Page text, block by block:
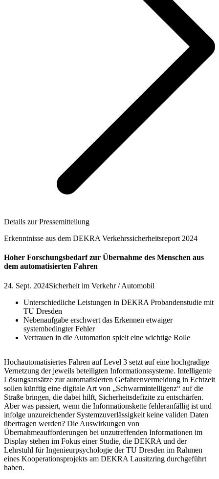
Details zur Pressemitteilung
Erkenntnisse aus dem DEKRA Verkehrssicherheitsreport 2024
Hoher Forschungsbedarf zur Übernahme des Menschen aus
dem automatisierten Fahren
24. Sept. 2024Sicherheit im Verkehr / Automobil
Unterschiedliche Leistungen in DEKRA Probandenstudie mit
TU Dresden
Nebenaufgabe erschwert das Erkennen etwaiger
systembedingter Fehler
Vertrauen in die Automation spielt eine wichtige Rolle
Hochautomatisiertes Fahren auf Level 3 setzt auf eine hochgradige
Vernetzung der jeweils beteiligten Informationssysteme. Intelligente
Lösungsansätze zur automatisierten Gefahrenvermeidung in Echtzeit
sollen künftig eine digitale Art von „Schwarmintelligenz“ auf die
Straße bringen, die dabei hilft, Sicherheitsdefizite zu entschärfen.
Aber was passiert, wenn die Informationskette fehleranfällig ist und
infolge unzureichender Systemzuverlässigkeit keine validen Daten
übertragen werden? Die Auswirkungen von
Übernahmeaufforderungen bei unzutreffenden Informationen im
Display stehen im Fokus einer Studie, die DEKRA und der
Lehrstuhl für Ingenieurpsychologie der TU Dresden im Rahmen
eines Kooperationsprojekts am DEKRA Lausitzring durchgeführt
haben.